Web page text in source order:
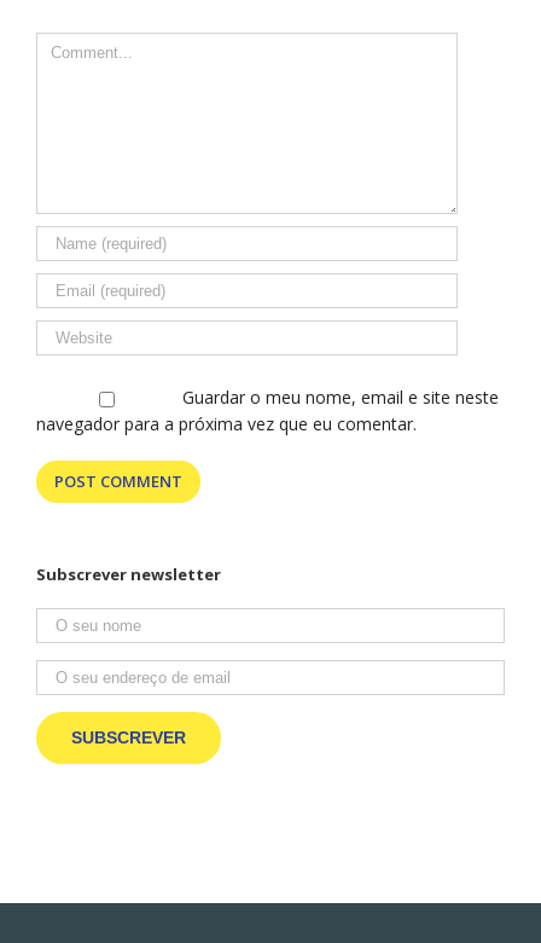
2026
que marcam o
em casa.
Guardar o meu nome, email e site neste
navegador para a próxima vez que eu comentar.
Subscrever newsletter